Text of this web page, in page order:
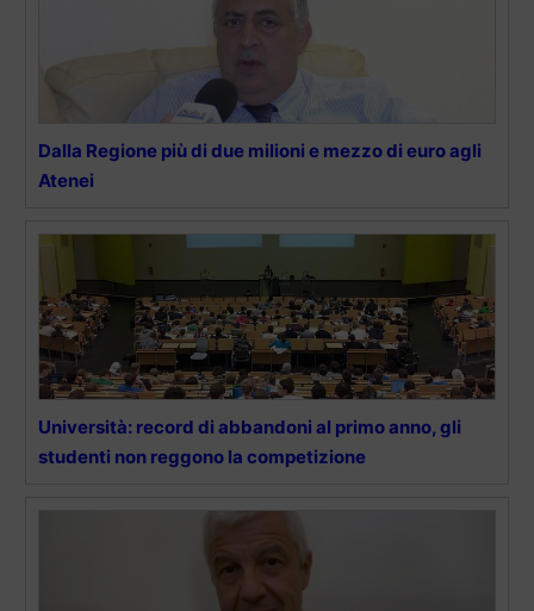
Dalla Regione più di due milioni e mezzo di euro agli
Atenei
Università: record di abbandoni al primo anno, gli
studenti non reggono la competizione